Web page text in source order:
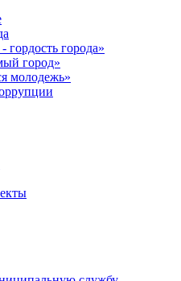
гордость города»
город»
молодежь»